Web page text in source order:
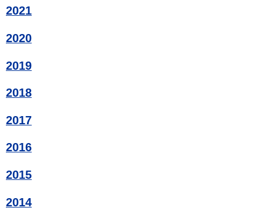
2021
2020
2019
2018
2017
2016
2015
2014